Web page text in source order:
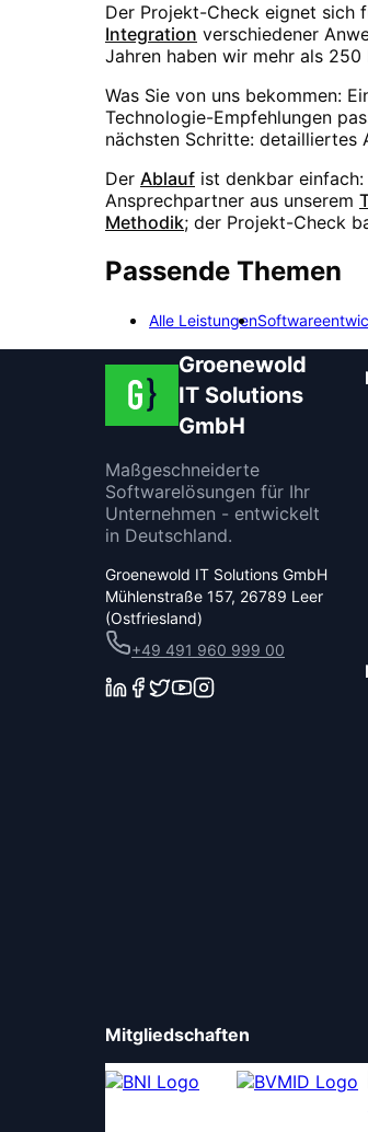
Der Projekt-Check eignet sich
Integration verschiedener
Jahren haben wir mehr als
Was Sie von uns bekommen:
Technologie-Empfehlungen
nächsten Schritte: detailliertes
Der Ablauf ist denkbar
Ansprechpartner aus unserem
Methodik; der Projekt-Check
Passende Themen
Alle Leistungen
Groenewold
IT Solutions
GmbH
Maßgeschneiderte
Softwarelösungen für Ihr
Unternehmen - entwickelt
in Deutschland.
Groenewold IT Solutions GmbH
Mühlenstraße 157, 26789 Leer
(Ostfriesland)
+49 491 960 999 00
Mitgliedschaften